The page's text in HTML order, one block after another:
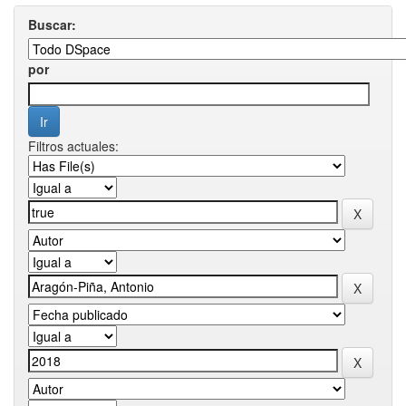
Buscar:
por
Filtros actuales: